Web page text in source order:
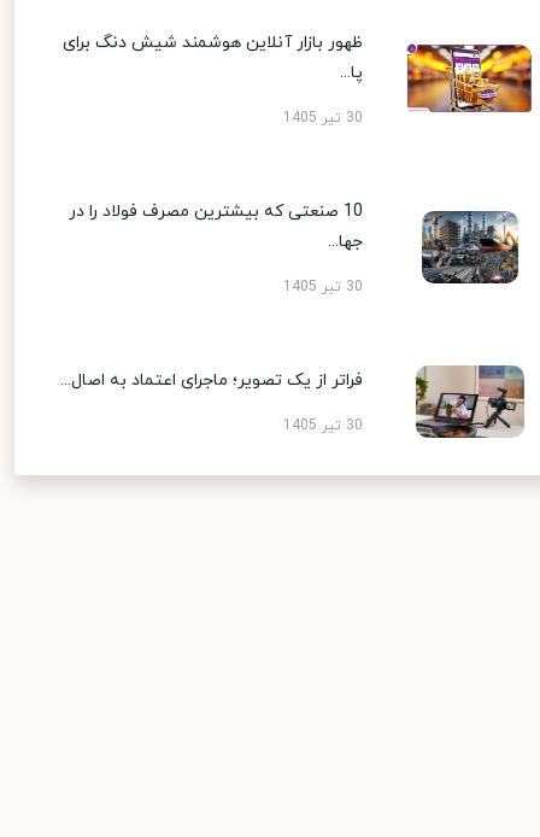
ظهور بازار آنلاین هوشمند شیش دنگ برای
پا...
30 تیر 1405
10 صنعتی که بیشترین مصرف فولاد را در
جها...
30 تیر 1405
فراتر از یک تصویر؛ ماجرای اعتماد به اصال...
30 تیر 1405